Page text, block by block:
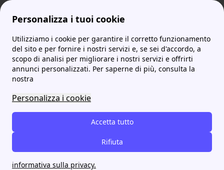
Personalizza i tuoi cookie
Utilizziamo i cookie per garantire il corretto funzionamento
del sito e per fornire i nostri servizi e, se sei d'accordo, a
scopo di analisi per migliorare i nostri servizi e offrirti
annunci personalizzati. Per saperne di più, consulta la
nostra
Personalizza i cookie
Accetta tutto
Rifiuta
informativa sulla privacy.
ProntoBolletta MoreA2A Dove si trova A2A a Montichiari e come contattarlo
Dove si trova A2A a
Montichiari e come
contattarlo